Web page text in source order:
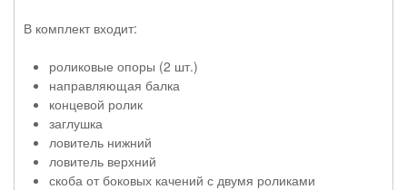
В комплект входит:
роликовые опоры (2 шт.)
направляющая балка
концевой ролик
заглушка
ловитель нижний
ловитель верхний
скоба от боковых качений с двумя роликами